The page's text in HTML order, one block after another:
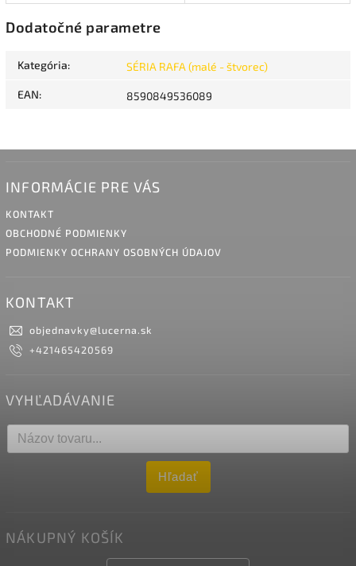
Dodatočné parametre
Kategória: SÉRIA RAFA (malé - štvorec)
EAN: 8590849536089
INFORMÁCIE PRE VÁS
KONTAKT
OBCHODNÉ PODMIENKY
PODMIENKY OCHRANY OSOBNÝCH ÚDAJOV
KONTAKT
objednavky@lucerna.sk
+421465420569
VYHĽADÁVANIE
Hľadať
NÁKUPNÝ KOŠÍK